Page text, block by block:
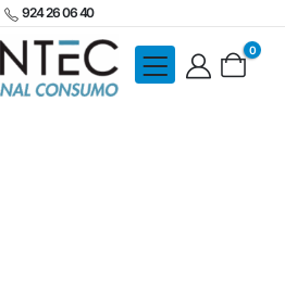
924 26 06 40
0